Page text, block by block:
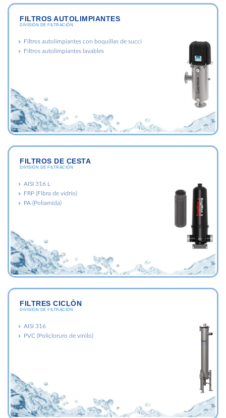
FILTROS AUTOLIMPIANTES
DIVISIÓN DE FILTRACIÓN
Filtros autolimpiantes con boquillas de succi
Filtros autolimpiantes lavables
FILTROS DE CESTA
DIVISIÓN DE FILTRACIÓN
AISI 316 L
FRP (Fibra de vidrio)
PA (Poliamida)
FILTRES CICLÒN
DIVISIÓN DE FILTRACIÓN
AISI 316
PVC (Policloruro de vinilo)